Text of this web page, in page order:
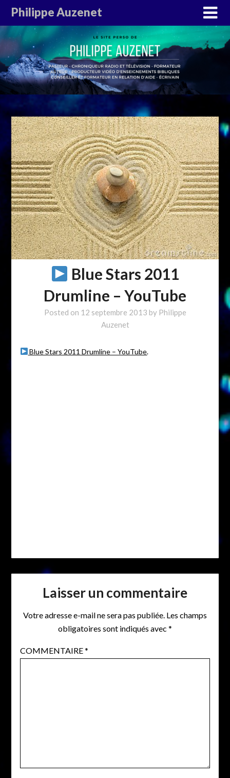
Philippe Auzenet
Blue Stars 2011
Drumline – YouTube
Posted on 12 septembre 2013 by Philippe
Auzenet
Blue Stars 2011 Drumline – YouTube.
Laisser un commentaire
Votre adresse e-mail ne sera pas publiée. Les champs
obligatoires sont indiqués avec *
COMMENTAIRE*